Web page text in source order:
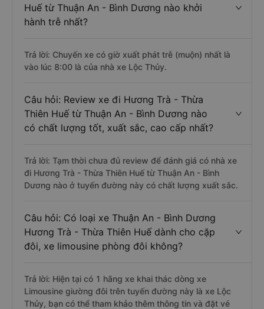
Huế từ Thuận An - Bình Dương nào khởi
hành trễ nhất?
Trả lời: Chuyến xe có giờ xuất phát trễ (muộn) nhất là
vào lúc 8:00 là của nhà xe Lộc Thủy.
Câu hỏi: Review xe đi Hương Trà - Thừa
Thiên Huế từ Thuận An - Bình Dương nào
có chất lượng tốt, xuất sắc, cao cấp nhất?
Trả lời: Tạm thời chưa đủ review để đánh giá có nhà xe
đi Hương Trà - Thừa Thiên Huế từ Thuận An - Bình
Dương nào ở tuyến đường này có chất lượng xuất sắc.
Câu hỏi: Có loại xe Thuận An - Bình Dương
Hương Trà - Thừa Thiên Huế dành cho cặp
đôi, xe limousine phòng đôi không?
Trả lời: Hiện tại có 1 hãng xe khai thác dòng xe
Limousine giường đôi trên tuyến đường này là xe Lộc
Thủy, bạn có thể tham khảo thêm thông tin và đặt vé